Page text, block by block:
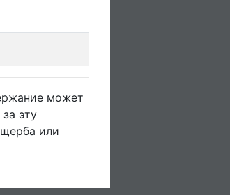
может
эту
или